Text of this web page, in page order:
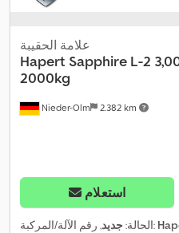
Nieder-Olm 2.382 km
علامة الحقيبة
Hapert Sapphire L-2
2000kg
استعلام
الحالة:جديد , رقم الآلة/المركبة: